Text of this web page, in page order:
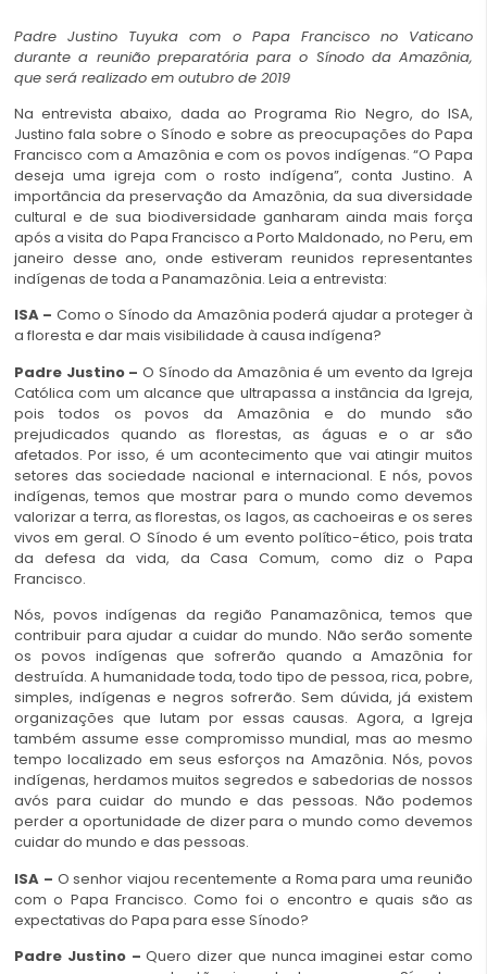
Padre Justino Tuyuka com o Papa Francisco no Vaticano
durante a reunião preparatória para o Sínodo da Amazônia,
que será realizado em outubro de 2019
Na entrevista abaixo, dada ao Programa Rio Negro, do ISA,
Justino fala sobre o Sínodo e sobre as preocupações do Papa
Francisco com a Amazônia e com os povos indígenas. “O Papa
deseja uma igreja com o rosto indígena”, conta Justino. A
importância da preservação da Amazônia, da sua diversidade
cultural e de sua biodiversidade ganharam ainda mais força
após a visita do Papa Francisco a Porto Maldonado, no Peru, em
janeiro desse ano, onde estiveram reunidos representantes
indígenas de toda a Panamazônia. Leia a entrevista:
ISA – Como o Sínodo da Amazônia poderá ajudar a proteger à
a floresta e dar mais visibilidade à causa indígena?
Padre Justino – O Sínodo da Amazônia é um evento da Igreja
Católica com um alcance que ultrapassa a instância da Igreja,
pois todos os povos da Amazônia e do mundo são
prejudicados quando as florestas, as águas e o ar são
afetados. Por isso, é um acontecimento que vai atingir muitos
setores das sociedade nacional e internacional. E nós, povos
indígenas, temos que mostrar para o mundo como devemos
valorizar a terra, as florestas, os lagos, as cachoeiras e os seres
vivos em geral. O Sínodo é um evento político-ético, pois trata
da defesa da vida, da Casa Comum, como diz o Papa
Francisco.
Nós, povos indígenas da região Panamazônica, temos que
contribuir para ajudar a cuidar do mundo. Não serão somente
os povos indígenas que sofrerão quando a Amazônia for
destruída. A humanidade toda, todo tipo de pessoa, rica, pobre,
simples, indígenas e negros sofrerão. Sem dúvida, já existem
organizações que lutam por essas causas. Agora, a Igreja
também assume esse compromisso mundial, mas ao mesmo
tempo localizado em seus esforços na Amazônia. Nós, povos
indígenas, herdamos muitos segredos e sabedorias de nossos
avós para cuidar do mundo e das pessoas. Não podemos
perder a oportunidade de dizer para o mundo como devemos
cuidar do mundo e das pessoas.
ISA – O senhor viajou recentemente a Roma para uma reunião
com o Papa Francisco. Como foi o encontro e quais são as
expectativas do Papa para esse Sínodo?
Padre Justino – Quero dizer que nunca imaginei estar como